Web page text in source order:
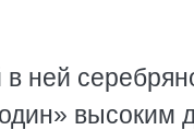
в ней
высоким